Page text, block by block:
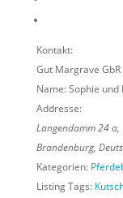
Kontakt:
Gut Margrave GbR
Name:Sophie und
Addresse:
Langendamm 24 a,
Brandenburg,
Kategorien:
Listing Tags: